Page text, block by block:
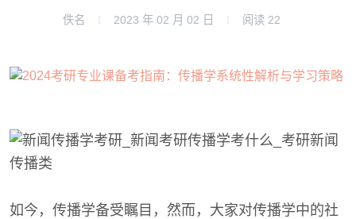
佚名 2023 年 02 月 02 日 阅读 22
如今，传播学备受瞩目，然而，大家对传播学中的社